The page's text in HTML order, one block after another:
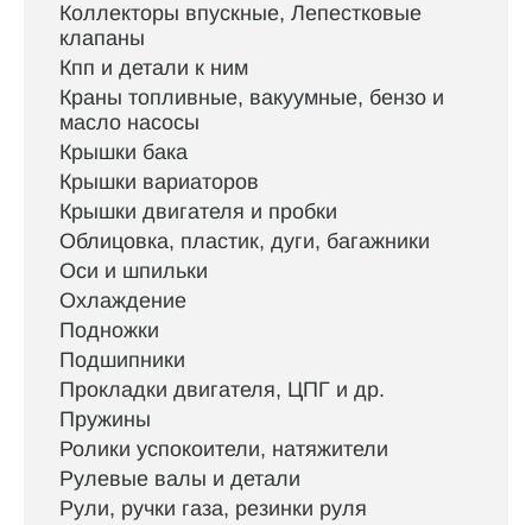
Коллекторы впускные, Лепестковые
клапаны
Кпп и детали к ним
Краны топливные, вакуумные, бензо и
масло насосы
Крышки бака
Крышки вариаторов
Крышки двигателя и пробки
Облицовка, пластик, дуги, багажники
Оси и шпильки
Охлаждение
Подножки
Подшипники
Прокладки двигателя, ЦПГ и др.
Пружины
Ролики успокоители, натяжители
Рулевые валы и детали
Рули, ручки газа, резинки руля